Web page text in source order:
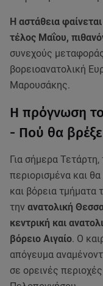
Η αστάθεια
τέλος Μαΐου,
συνεχούς
βορειοανατολική
Μαρουσάκης.
Η πρόγνωση
- Πού θα
Για σήμερα Τετάρτη,
περιορισμένα και
και βόρεια
την ανατολική
κεντρική και
βόρειο Αιγαίο. Ο
απόγευμα
σε ορεινές